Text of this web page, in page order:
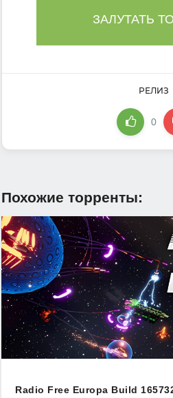
ЗАЛУТАТЬ
РЕЛИЗ
0
Похожие торренты:
Radio Free Europa Build